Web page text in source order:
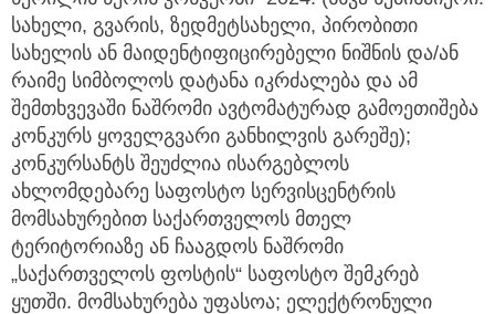
სახელი, გვარის, ზედმეტსახელი, პირობითი
სახელის ან მაიდენტიფიცირებელი ნიშნის და/ან
რაიმე სიმბოლოს დატანა იკრძალება და ამ
შემთხვევაში ნაშრომი ავტომატურად გამოეთიშება
კონკურს ყოველგვარი განხილვის გარეშე);
კონკურსანტს შეუძლია ისარგებლოს
ახლომდებარე საფოსტო სერვისცენტრის
მომსახურებით საქართველოს მთელ
ტერიტორიაზე ან ჩააგდოს ნაშრომი
„საქართველოს ფოსტის“ საფოსტო შემკრებ
ყუთში. მომსახურება უფასოა; ელექტრონული